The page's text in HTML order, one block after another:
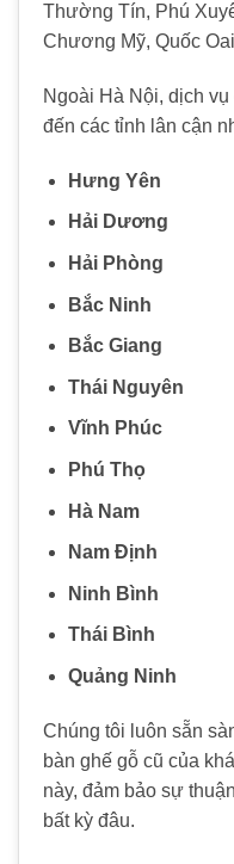
Thường Tín, Phú
Chương Mỹ, Quốc
Ngoài Hà Nội, dịch
đến các tỉnh lân cận
Hưng Yên
Hải Dương
Hải Phòng
Bắc Ninh
Bắc Giang
Thái Nguyên
Vĩnh Phúc
Phú Thọ
Hà Nam
Nam Định
Ninh Bình
Thái Bình
Quảng Ninh
Chúng tôi luôn sẵn
bàn ghế gỗ cũ của
này, đảm bảo sự
bất kỳ đâu.